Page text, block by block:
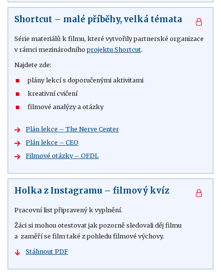
Shortcut – malé příběhy, velká témata
Série materiálů k filmu, které vytvořily partnerské organizace
v rámci mezinárodníhoprojektu Shortcut.
Najdete zde:
plány lekcí s doporučenými aktivitami
kreativní cvičení
filmové analýzy a otázky
Plán lekce – The Nerve Center
Plán lekce – CEO
Filmové otázky – OFDL
Holka z Instagramu – filmový kvíz
Pracovní list připravený k vyplnění.
Žáci si mohou otestovat jak pozorně sledovali děj filmu
a zaměří se film také z pohledu filmové výchovy.
Stáhnout PDF